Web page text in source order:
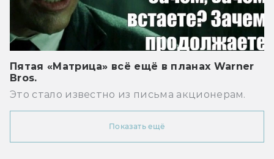
Пятая «Матрица» всё ещё в планах Warner
Bros.
Это стало известно из письма акционерам.
Показать ещё